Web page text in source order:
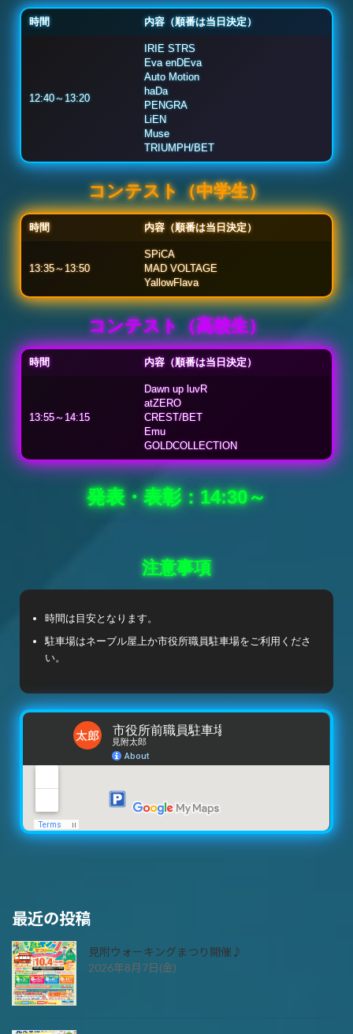
時間 内容（順番は当日決定）
12:40～13:20
IRIE STRS
Eva enDEva
Auto Motion
haDa
PENGRA
LiEN
Muse
TRIUMPH/BET
コンテスト（中学生）
時間 内容（順番は当日決定）
13:35～13:50
SPiCA
MAD VOLTAGE
YallowFlava
コンテスト（高校生）
時間 内容（順番は当日決定）
13:55～14:15
Dawn up luvR
atZERO
CREST/BET
Emu
GOLDCOLLECTION
発表・表彰：14:30～
注意事項
時間は目安となります。
駐車場はネーブル屋上か市役所職員駐車場をご利用くださ
い。
最近の投稿
見附ウォーキングまつり開催♪
2026年8月7日(金)